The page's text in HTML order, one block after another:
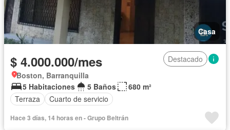
Casa
$ 4.000.000/mes
Destacado
Boston, Barranquilla
5 Habitaciones
5 Baños
680 m²
Terraza
Cuarto de servicio
Hace 3 días, 14 horas en - Grupo Beltrán